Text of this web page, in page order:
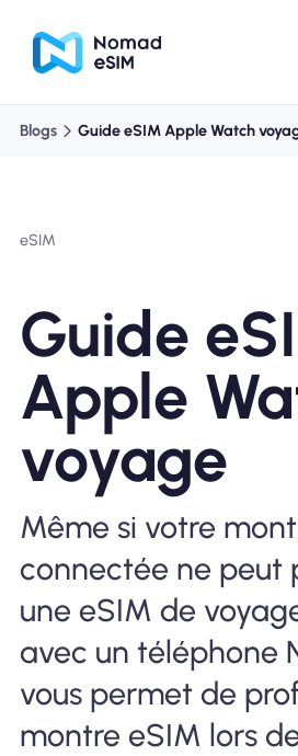
Forfaits
À propos de l'eSIM
Pourquoi Nomad eSIM
Utiliser une eSIM
Pour le business
Blogs Guide eSIM Apple Watch
eSIM
Guide
Apple
voyage
Même si votre
connectée ne peut
une eSIM de
avec un téléphone
vous permet de
montre eSIM lors